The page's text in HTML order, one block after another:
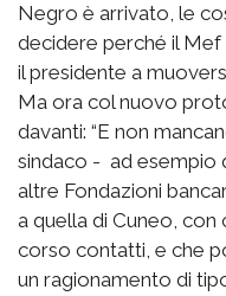
Negro è arrivato, le
decidere perché il
il presidente a
Ma ora col nuovo
davanti: “E non
sindaco - ad esempio
altre Fondazioni
a quella di Cuneo, con
corso contatti, e che
un ragionamento di